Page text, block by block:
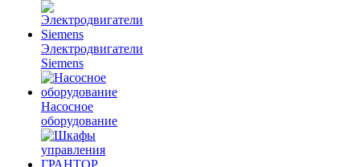
Электродвигатели
Siemens
Насосное
оборудование